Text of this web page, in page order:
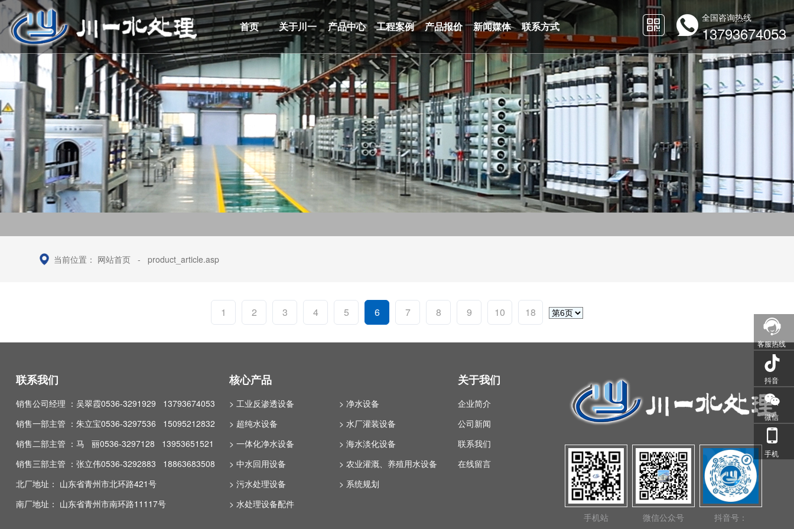
首页 关于川一 产品中心 工程案例 产品报价 新闻媒体 联系方式
全国咨询热线
13793674053
当前位置： 网站首页 -product_article.asp
1 2 3 4 5 6 7 8 9 10 18
联系我们
销售公司经理 ：吴翠霞0536-3291929 13793674053
销售一部主管 ：朱立宝0536-3297536 15095212832
销售二部主管 ：马 丽0536-3297128 13953651521
销售三部主管 ：张立伟0536-3292883 18863683508
北厂地址： 山东省青州市北环路421号
南厂地址： 山东省青州市南环路11117号
核心产品
> 工业反渗透设备
> 净水设备
> 超纯水设备
> 水厂灌装设备
> 一体化净水设备
> 海水淡化设备
> 中水回用设备
> 农业灌溉、养殖用水设备
> 污水处理设备
> 系统规划
> 水处理设备配件
关于我们
企业简介
公司新闻
联系我们
在线留言
手机站 微信公众号 抖音号：
客服热线
抖音
微信
手机